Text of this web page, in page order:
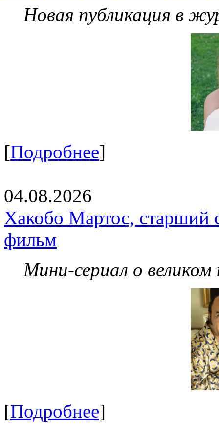
Новая публикация в
[Подробнее]
04.08.2026
Хакобо Мартос, старший
фильм
Мини-сериал о великом
[Подробнее]